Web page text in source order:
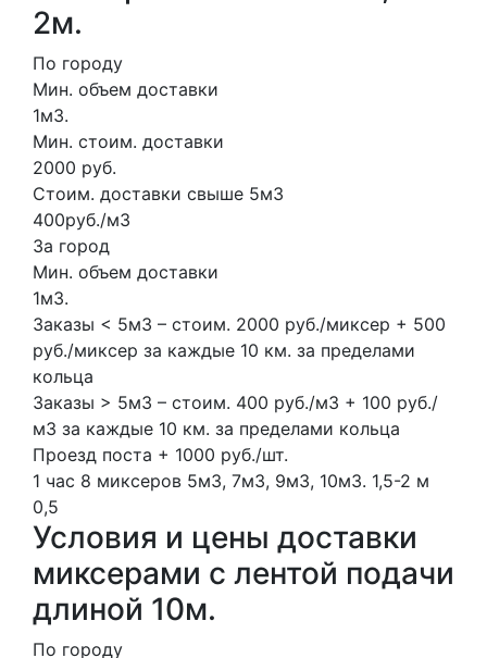
2м.
По городу
Мин. объем доставки
1м3.
Мин. стоим. доставки
2000 руб.
Стоим. доставки свыше 5м3
400руб./м3
За город
Мин. объем доставки
1м3.
Заказы < 5м3 – стоим. 2000 руб./миксер + 500
руб./миксер за каждые 10 км. за пределами
кольца
Заказы > 5м3 – стоим. 400 руб./м3 + 100 руб./
м3 за каждые 10 км. за пределами кольца
Проезд поста + 1000 руб./шт.
1 час 8 миксеров 5м3, 7м3, 9м3, 10м3. 1,5-2 м
0,5
Условия и цены доставки
миксерами с лентой подачи
длиной 10м.
По городу